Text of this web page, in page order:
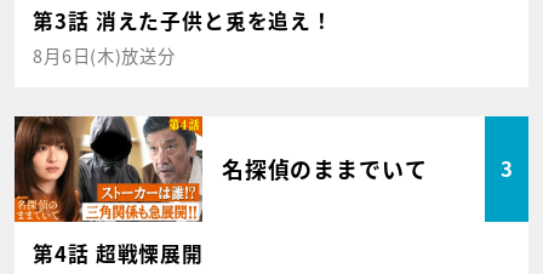
第3話 消えた子供と兎を追え！
8月6日(木)放送分
名探偵のままでいて 3
第4話 超戦慄展開